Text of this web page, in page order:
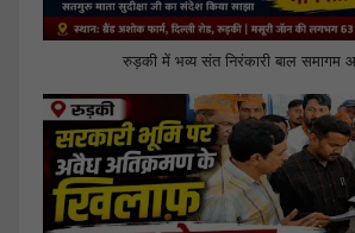
रुड़की में भव्य संत निरंकारी बाल समागम